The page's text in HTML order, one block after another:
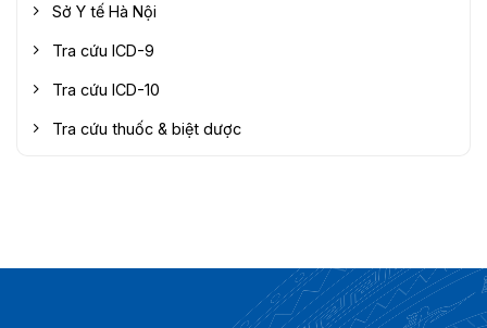
Sở Y tế Hà Nội
Tra cứu ICD-9
Tra cứu ICD-10
Tra cứu thuốc & biệt dược